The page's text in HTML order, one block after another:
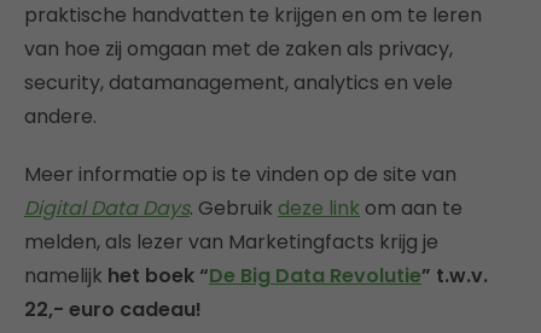
praktische handvatten te krijgen en om te leren
van hoe zij omgaan met de zaken als privacy,
security, datamanagement, analytics en vele
andere.
Meer informatie op is te vinden op de site van
Digital Data Days. Gebruik deze link om aan te
melden, als lezer van Marketingfacts krijg je
namelijk het boek “De Big Data Revolutie” t.w.v.
22,- euro cadeau!